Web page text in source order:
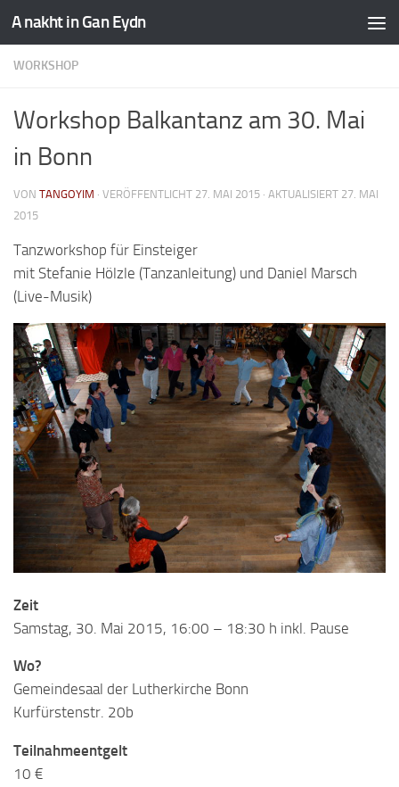
A nakht in Gan Eydn
WORKSHOP
Workshop Balkantanz am 30. Mai
in Bonn
VON TANGOYIM · VERÖFFENTLICHT 27. MAI 2015 · AKTUALISIERT 27. MAI
2015
Tanzworkshop für Einsteiger
mit Stefanie Hölzle (Tanzanleitung) und Daniel Marsch
(Live-Musik)
Zeit
Samstag, 30. Mai 2015, 16:00 – 18:30 h inkl. Pause
Wo?
Gemeindesaal der Lutherkirche Bonn
Kurfürstenstr. 20b
Teilnahmeentgelt
10 €